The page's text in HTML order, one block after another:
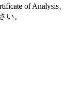
of Analysis、
い。